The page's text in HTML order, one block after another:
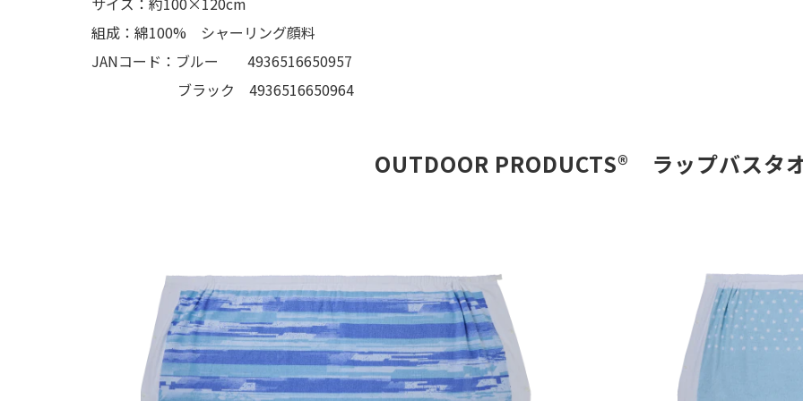
組成：綿100% シャーリング顔料
JANコード：ブルー 4936516650957
ブラック 4936516650964
OUTDOOR PRODUCTS®️　ラップバスタ